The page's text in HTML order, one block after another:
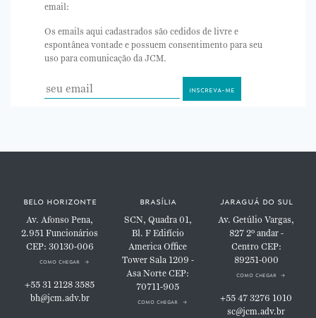
email:
Os emails aqui cadastrados são cedidos de livre e
espontânea vontade e possuem consentimento para seu
uso para comunicação da JCM.
belo horizonte
Av. Afonso Pena,
2.951Funcionários
CEP: 30130-006
como chegar
+55 31 2128 3585
bh@jcm.adv.br
brasília
SCN, Quadra 01,
Bl. FEdifício
America Office
TowerSala 1209 -
Asa NorteCEP:
70711-905
como chegar
jaraguá do sul
Av. Getúlio Vargas,
8272º andar -
Centro CEP:
89251-000
como chegar
+55 47 3276 1010
sc@jcm.adv.br